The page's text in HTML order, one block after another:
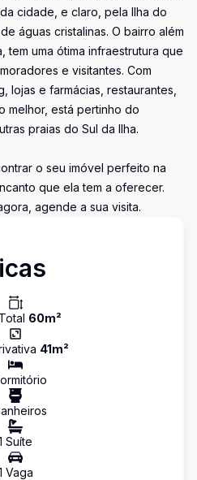
cidade, e claro, pela Ilha do
águas cristalinas. O bairro além
uma ótima infraestrutura que
e visitantes. Com
lojas e farmácias, restaurantes,
melhor, está pertinho do
praias do Sul da Ilha.
o seu imóvel perfeito na
que ela tem a oferecer.
agende a sua visita.
60m²
41m²
s
Suíte
Vaga